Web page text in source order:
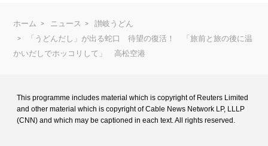
ホーム ニュース
讃岐うどん
「うどんだし」が出る蛇口 待望の復活！ 「旅前と旅の後に温
かいだしでホッコリして」 高松空港
This programme includes material which is copyright of Reuters Limited
and other material which is copyright of Cable News Network LP, LLLP
(CNN) and which may be captioned in each text. All rights reserved.